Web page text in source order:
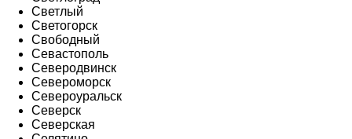
Светлый
Светогорск
Свободный
Севастополь
Северодвинск
Североморск
Североуральск
Северск
Северская